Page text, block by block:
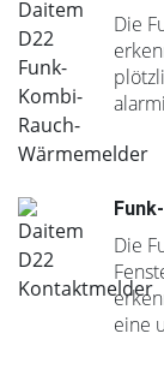
Die
Die
eine